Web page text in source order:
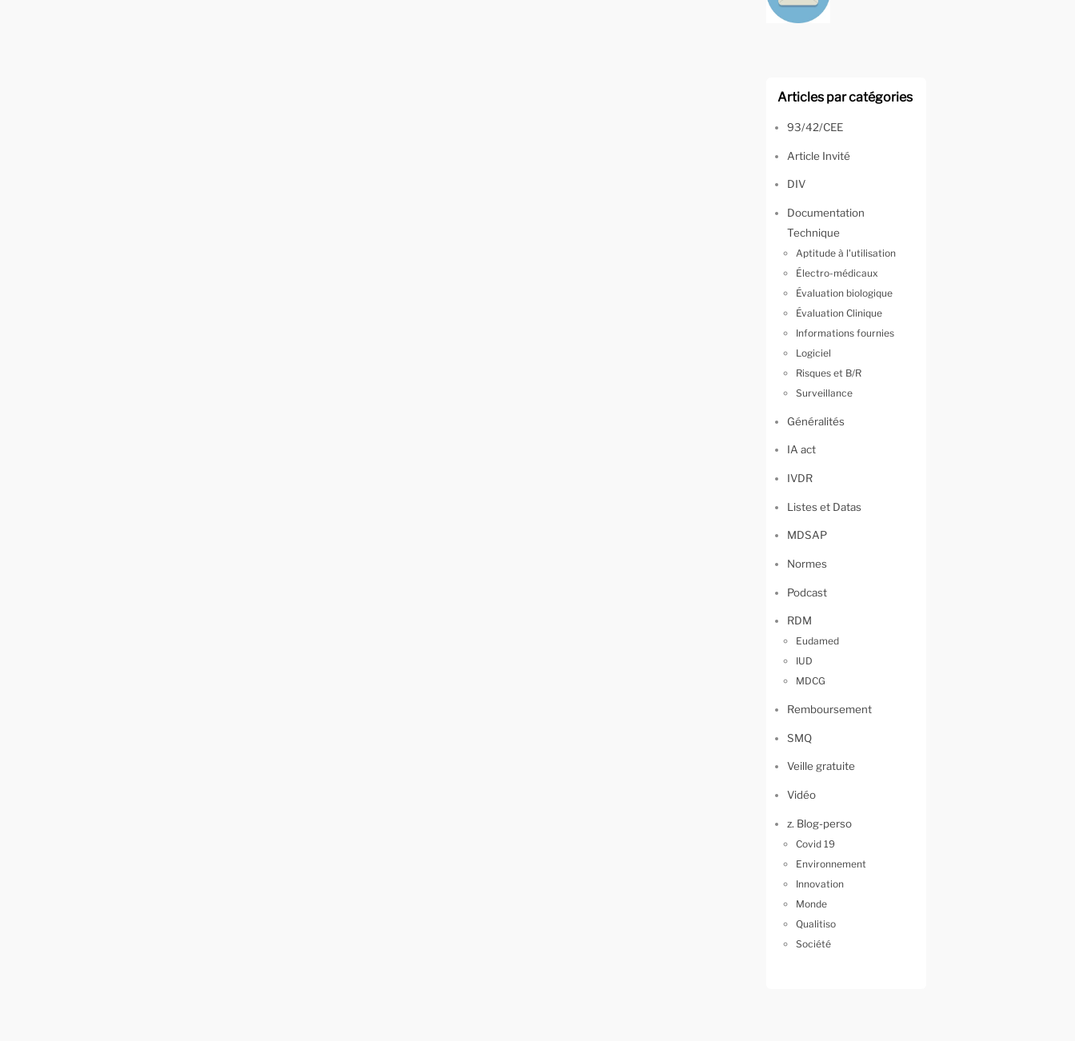
Articles par catégories
93/42/CEE
Article Invité
DIV
Documentation
Technique
Aptitude à l'utilisation
Électro-médicaux
Évaluation biologique
Évaluation Clinique
Informations fournies
Logiciel
Risques et B/R
Surveillance
Généralités
IA act
IVDR
Listes et Datas
MDSAP
Normes
Podcast
RDM
Eudamed
IUD
MDCG
Remboursement
SMQ
Veille gratuite
Vidéo
z. Blog-perso
Covid 19
Environnement
Innovation
Monde
Qualitiso
Société